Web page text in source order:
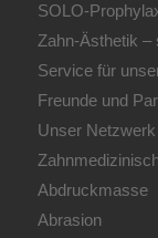
SOLO-
Zahn-Ästhetik –
Service für
Freunde und
Unser
Abdruckmasse
Abrasion